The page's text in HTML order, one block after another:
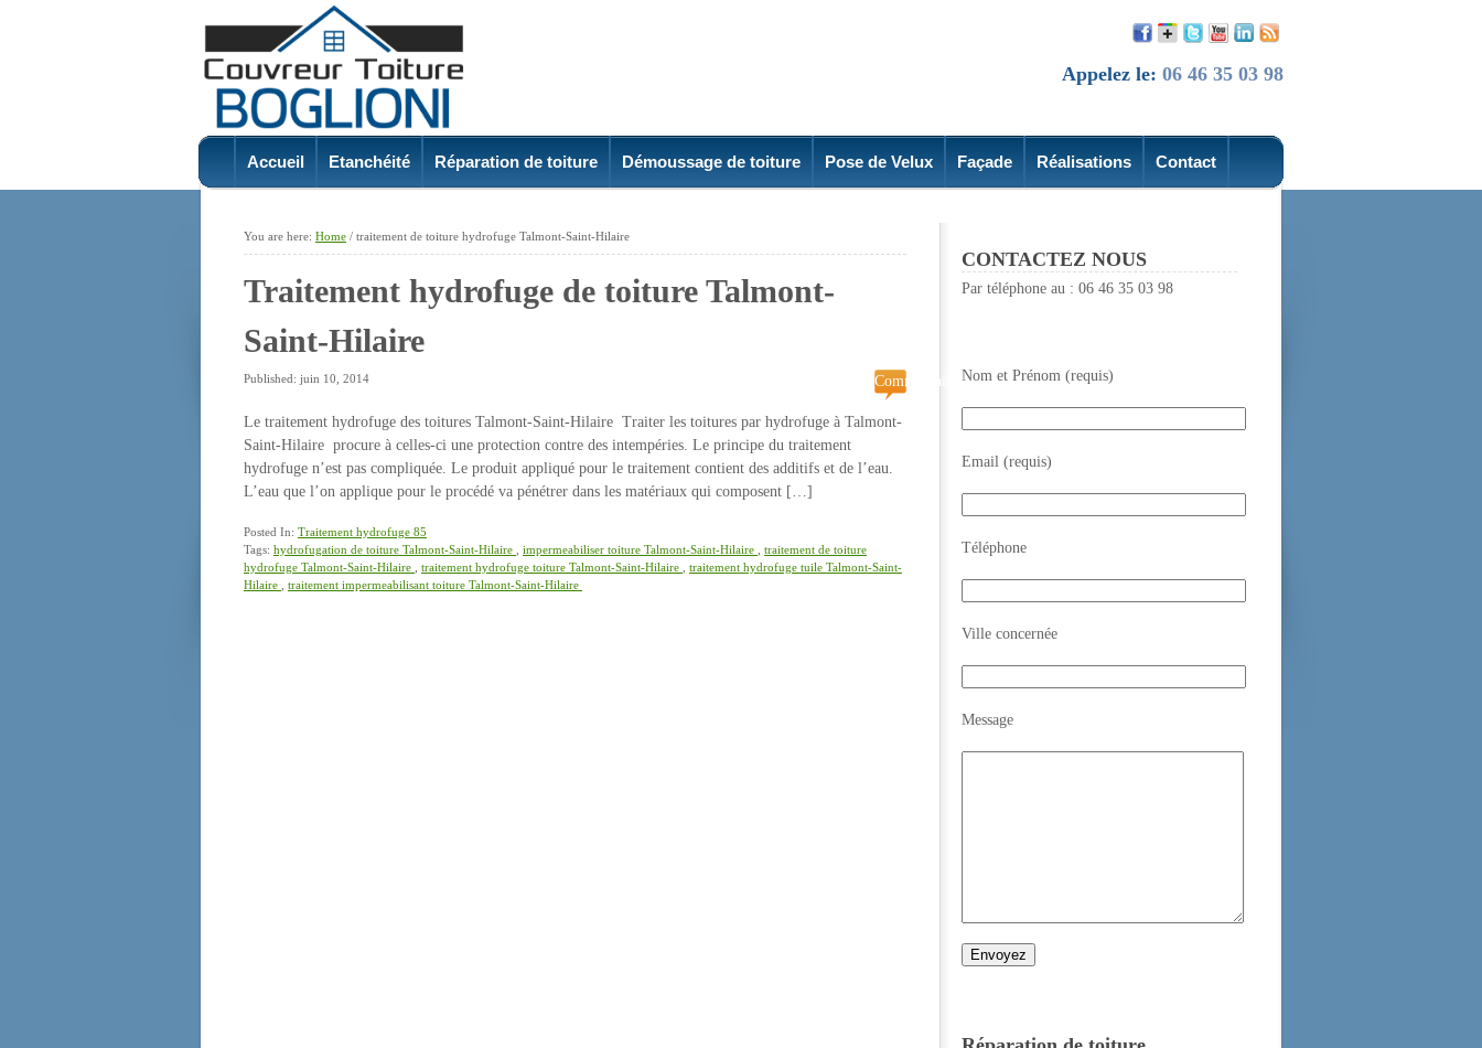
Appelez le: 06 46 35 03 98
Accueil Etanchéité Réparation de toiture Démoussage de toiture Pose de Velux Façade Réalisations Contact
You are here: Home / traitement de toiture hydrofuge Talmont-Saint-Hilaire
Traitement hydrofuge de toiture Talmont-
Saint-Hilaire
Commentaires
fermés
sur
hydrofuge
Saint-
Published: juin 10, 2014
Le traitement hydrofuge des toitures Talmont-Saint-Hilaire Traiter les toitures par hydrofuge à Talmont-
Saint-Hilaire procure à celles-ci une protection contre des intempéries. Le principe du traitement
hydrofuge n’est pas compliquée. Le produit appliqué pour le traitement contient des additifs et de l’eau.
L’eau que l’on applique pour le procédé va pénétrer dans les matériaux qui composent […]
Posted In: Traitement hydrofuge 85
Tags: hydrofugation de toiture Talmont-Saint-Hilaire impermeabiliser toiture Talmont-Saint-Hilaire
traitement de toiture
hydrofuge Talmont-Saint-Hilaire
traitement hydrofuge toiture Talmont-Saint-Hilaire
traitement hydrofuge tuile Talmont-Saint-
Hilaire
traitement impermeabilisant toiture Talmont-Saint-Hilaire
CONTACTEZ NOUS
Par téléphone au : 06 46 35 03 98
Nom et Prénom (requis)
Email (requis)
Téléphone
Ville concernée
Message